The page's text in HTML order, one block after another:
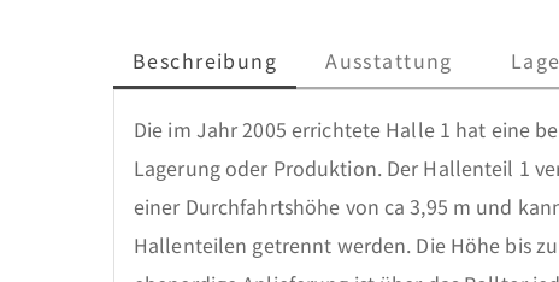
Beschreibung Ausstattung Lage
Die im Jahr 2005 errichtete Halle 1 hat eine
Lagerung oder Produktion. Der Hallenteil 1
einer Durchfahrtshöhe von ca 3,95 m und
Hallenteilen getrennt werden. Die Höhe bis